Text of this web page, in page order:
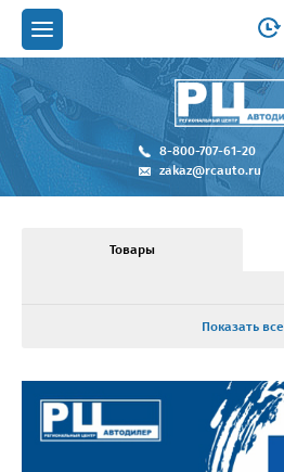
8-800-707-61-20
zakaz@rcauto.ru
Товары
Показать все